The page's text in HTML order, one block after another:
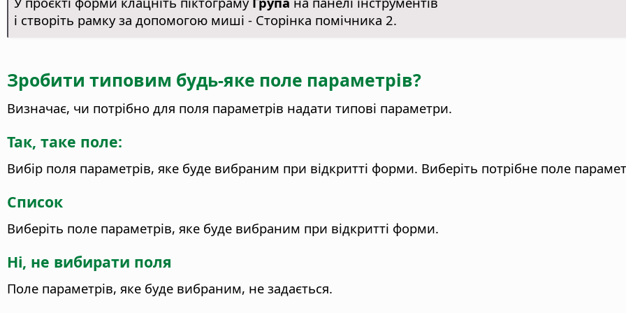
і створіть рамку за допомогою миші - Сторінка помічника 2.
Зробити типовим будь-яке поле параметрів?
Визначає, чи потрібно для поля параметрів надати типові параметри.
Так, таке поле:
Вибір поля параметрів, яке буде вибраним при відкритті форми. Виберіть потрібне поле
Список
Виберіть поле параметрів, яке буде вибраним при відкритті форми.
Ні, не вибирати поля
Поле параметрів, яке буде вибраним, не задається.